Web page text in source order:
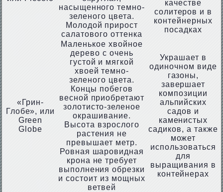
насыщенного темно-
зеленого цвета.
Молодой прирост
салатового оттенка
качестве
солитеров и в
контейнерных
посадках
«Грин-
Глобе», или
Green
Globe
Маленькое хвойное
дерево с очень
густой и мягкой
хвоей темно-
зеленого цвета.
Концы побегов
весной приобретают
золотисто-зеленое
окрашивание.
Высота взрослого
растения не
превышает метр.
Ровная шаровидная
крона не требует
выполнения обрезки
и состоит из мощных
ветвей
Украшает в
одиночном виде
газоны,
завершает
композиции
альпийских
садов и
каменистых
садиков, а также
может
использоваться
для
выращивания в
контейнерах